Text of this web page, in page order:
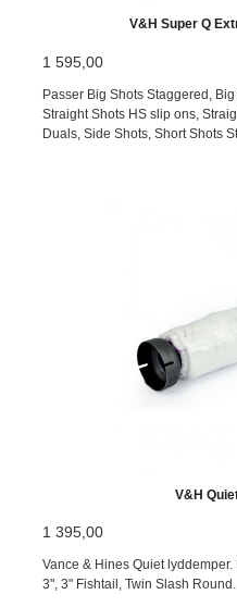
V&H Super Q
1 595,00
Passer Big Shots Staggered,
Straight Shots HS slip ons,
Duals, Side Shots, Short Shots
V&H
1 395,00
Vance & Hines Quiet
3", 3" Fishtail, Twin Slash Round.